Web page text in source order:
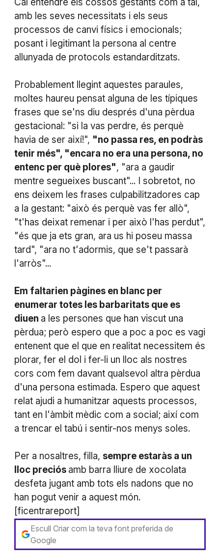
Cal entendre els cossos gestants com a tal,
amb les seves necessitats i els seus
processos de canvi físics i emocionals;
posant i legitimant la persona al centre
allunyada de protocols estandarditzats.
Probablement llegint aquestes paraules,
moltes haureu pensat alguna de les típiques
frases que se'ns diu després d'una pèrdua
gestacional: "si la vas perdre, és perquè
havia de ser així!", "no passa res, en podràs
tenir més", "encara no era una persona, no
entenc per què plores", "ara a gaudir
mentre segueixes buscant"... I sobretot, no
ens deixem les frases culpabilitzadores cap
a la gestant: "això és perquè vas fer allò",
"t'has deixat remenar i per això l'has perdut",
"és que ja ets gran, ara us hi poseu massa
tard", "ara no t'adormis, que se't passarà
l'arròs"...
Em faltarien pàgines en blanc per
enumerar totes les barbaritats que es
diuen a les persones que han viscut una
pèrdua; però espero que a poc a poc es vagi
entenent que el que en realitat necessitem és
plorar, fer el dol i fer-li un lloc als nostres
cors com fem davant qualsevol altra pèrdua
d'una persona estimada. Espero que aquest
relat ajudi a humanitzar aquests processos,
tant en l'àmbit mèdic com a social; així com
a trencar el tabú i sentir-nos menys soles.
Per a nosaltres, filla, sempre estaràs a un
lloc preciós amb barra lliure de xocolata
desfeta jugant amb tots els nadons que no
han pogut venir a aquest món.
[ficentrareport]
Escull Criar com la teva font preferida de
Google